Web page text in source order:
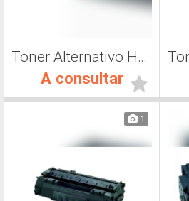
Toner Alternativo Hp Q5945X, Toner Impresora Láser
A consultar
1